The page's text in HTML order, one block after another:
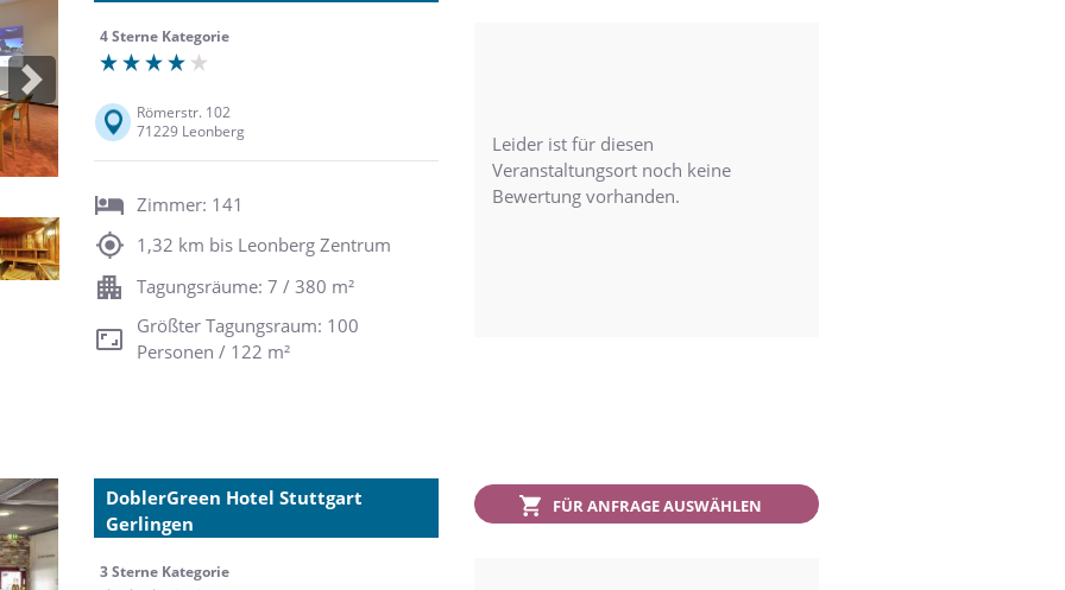
Next
4 Sterne Kategorie
Römerstr. 102
71229 Leonberg
Zimmer: 141
1,32 km bis Leonberg Zentrum
Tagungsräume: 7 / 380 m²
Größter Tagungsraum: 100
Personen / 122 m²
Leider ist für diesen
Veranstaltungsort noch keine
Bewertung vorhanden.
DoblerGreen Hotel Stuttgart
Gerlingen
3 Sterne Kategorie
FÜR ANFRAGE AUSWÄHLEN